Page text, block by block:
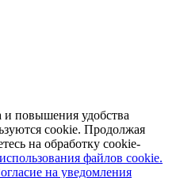
и повышения удобства
cookie. Продолжая
на обработку cookie-
файлов cookie.
на уведомления